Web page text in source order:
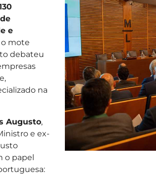
e
o mote
debateu
na
Augusto,
e ex-
o papel